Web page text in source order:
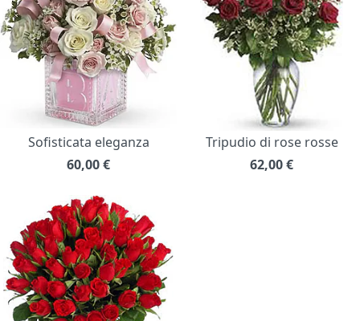
Sofisticata eleganza
60,00€
Tripudio di rose rosse
62,00€